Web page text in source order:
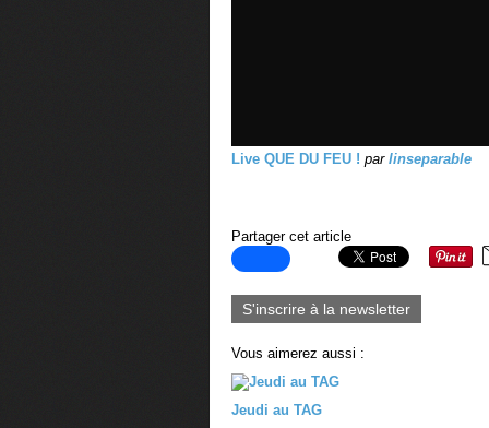
Live QUE DU FEU ! par linseparable
Partager cet article
S'inscrire à la newsletter
Vous aimerez aussi :
Jeudi au TAG